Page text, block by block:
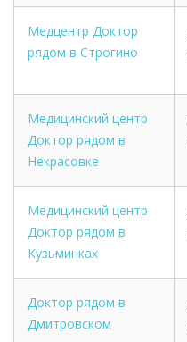
Медцентр Доктор
рядом в Строгино
Медицинский центр
Доктор рядом в
Некрасовке
Медицинский центр
Доктор рядом в
Кузьминках
Доктор рядом в
Дмитровском